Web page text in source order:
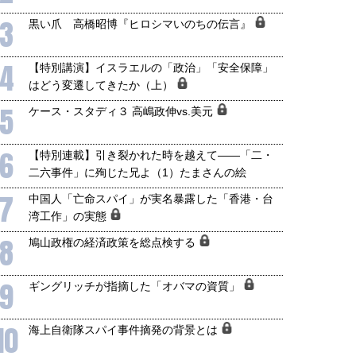
3
黒い爪 高橋昭博『ヒロシマいのちの伝言』
【特別講演】イスラエルの「政治」「安全保障」
はどう変遷してきたか（上）
5 ケース・スタディ３ 高嶋政伸vs.美元
6
【特別連載】引き裂かれた時を越えて――「二・
二六事件」に殉じた兄よ（1）たまさんの絵
7
中国人「亡命スパイ」が実名暴露した「香港・台
湾工作」の実態
8 鳩山政権の経済政策を総点検する
9 ギングリッチが指摘した「オバマの資質」
海上自衛隊スパイ事件摘発の背景とは